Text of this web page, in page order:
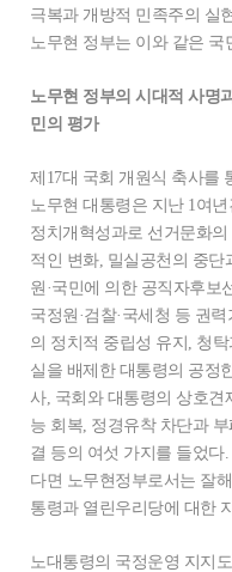
극복과 개방적 민족주의 실
노무현 정부는 이와 같은 국
노무현 정부의 시대적 사명
민의 평가
제17대 국회 개원식 축사를
노무현 대통령은 지난 1여년
정치개혁성과로 선거문화의
적인 변화, 밀실공천의 중단
원·국민에 의한 공직자후보
국정원·검찰·국세청 등 권력
의 정치적 중립성 유지, 청탁
실을 배제한 대통령의 공정
사, 국회와 대통령의 상호견
능 회복, 정경유착 차단과 부
결 등의 여섯 가지를 들었다
다면 노무현정부로서는 잘
통령과 열린우리당에 대한
노대통령의 국정운영 지지